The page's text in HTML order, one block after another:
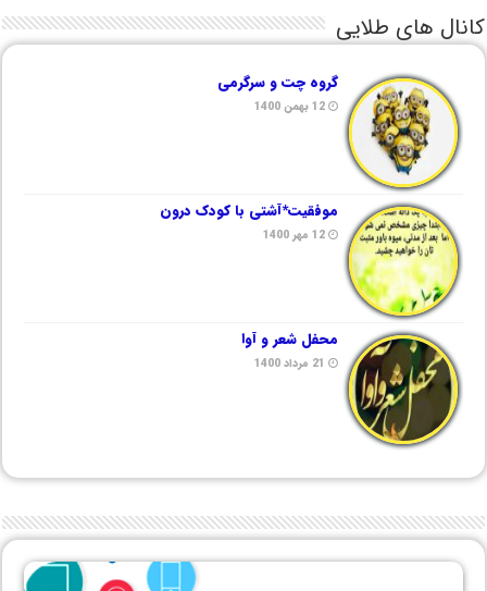
کانال های طلایی
گروه چت و سرگرمی
12 بهمن 1400
موفقیت*آشتی با کودک درون
12 مهر 1400
محفل شعر و آوا
21 مرداد 1400